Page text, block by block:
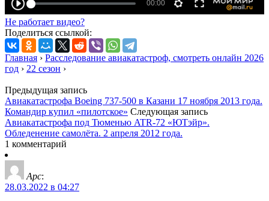
Не работает видео?
Поделиться ссылкой:
Главная › Расследование авиакатастроф, смотреть онлайн 2026
год › 22 сезон ›
Предыдущая запись
Авиакатастрофа Boeing 737-500 в Казани 17 ноября 2013 года.
Командир купил «пилотское» Следующая запись
Авиакатастрофа под Тюменью ATR-72 «ЮТэйр».
Обледенение самолёта. 2 апреля 2012 года.
1 комментарий
Арс:
28.03.2022 в 04:27